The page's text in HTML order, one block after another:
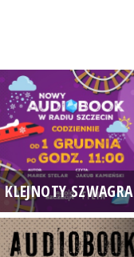
KLEJNOTY SZWAGRA